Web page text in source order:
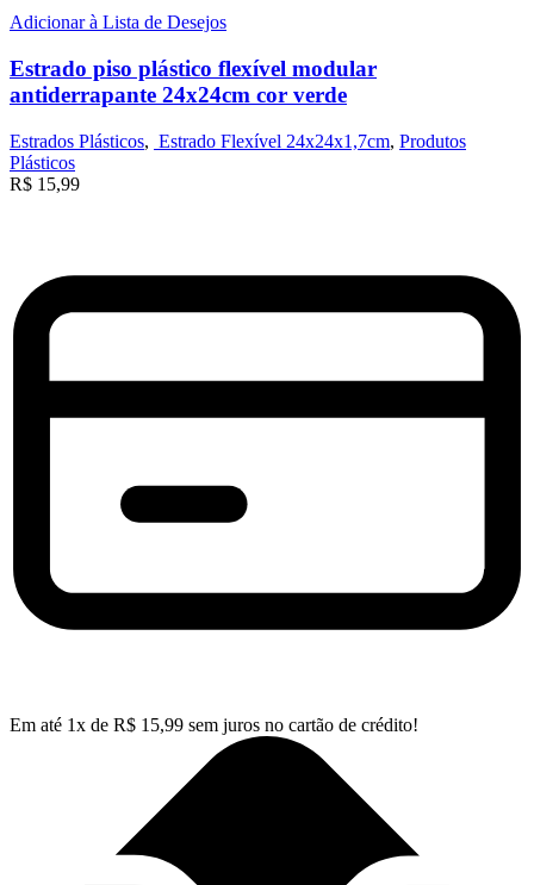
Adicionar à Lista de Desejos
Estrado piso plástico flexível modular
antiderrapante 24x24cm cor verde
Estrados Plásticos, Estrado Flexível 24x24x1,7cm, Produtos
Plásticos
R$ 15,99
Em até 1x de R$ 15,99 sem juros no cartão de crédito!